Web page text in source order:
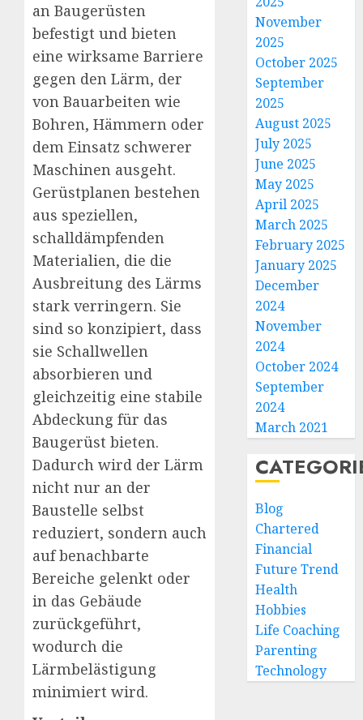
an Baugerüsten
befestigt und bieten
eine wirksame Barriere
gegen den Lärm, der
von Bauarbeiten wie
Bohren, Hämmern oder
dem Einsatz schwerer
Maschinen ausgeht.
Gerüstplanen bestehen
aus speziellen,
schalldämpfenden
Materialien, die die
Ausbreitung des Lärms
stark verringern. Sie
sind so konzipiert, dass
sie Schallwellen
absorbieren und
gleichzeitig eine stabile
Abdeckung für das
Baugerüst bieten.
Dadurch wird der Lärm
nicht nur an der
Baustelle selbst
reduziert, sondern auch
auf benachbarte
Bereiche gelenkt oder
in das Gebäude
zurückgeführt,
wodurch die
Lärmbelästigung
minimiert wird.
November
2025
October 2025
September
2025
August 2025
July 2025
June 2025
May 2025
April 2025
March 2025
February 2025
January 2025
December
2024
November
2024
October 2024
September
2024
March 2021
Blog
Chartered
Financial
Future Trend
Health
Hobbies
Life Coaching
Parenting
Technology